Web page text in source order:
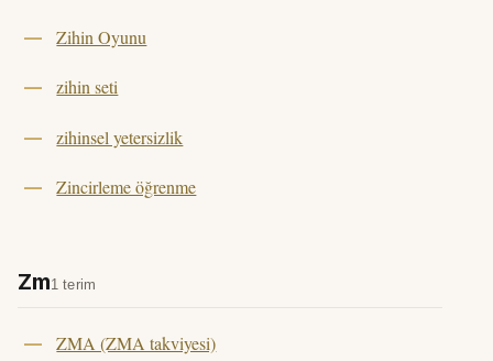
Zihin Oyunu
zihin seti
zihinsel yetersizlik
Zincirleme öğrenme
Zm1 terim
ZMA (ZMA takviyesi)